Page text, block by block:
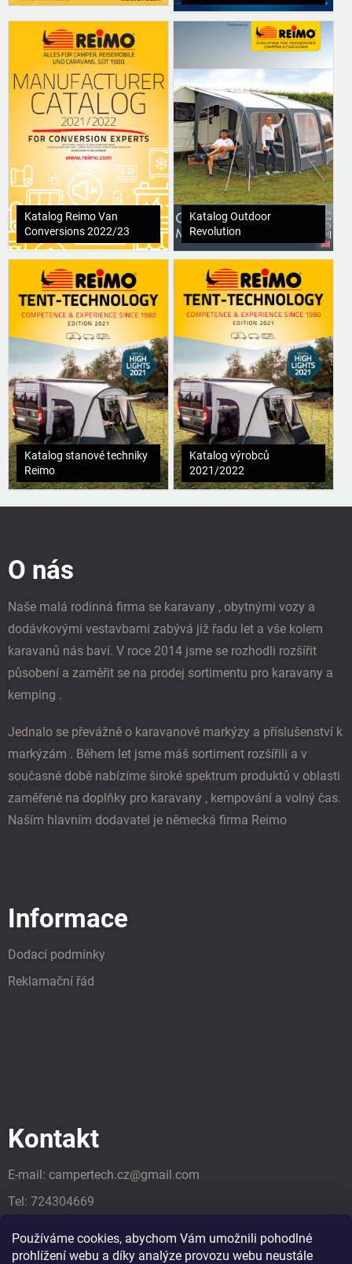
Používáme cookies, abychom Vám umožnili pohodlné
prohlížení webu a díky analýze provozu webu neustále
Katalog Reimo Van
Conversions 2022/23
Katalog Outdoor
Revolution
Katalog stanové techniky
Reimo
Katalog výrobců
2021/2022
O nás
Naše malá rodinná firma se karavany , obytnými vozy a
dodávkovými vestavbami zabývá již řadu let a vše kolem
karavanů nás baví. V roce 2014 jsme se rozhodli rozšířit
působení a zaměřit se na prodej sortimentu pro karavany a
kemping .
Jednalo se převážně o karavanové markýzy a příslušenství k
markýzám . Během let jsme máš sortiment rozšířili a v
současné době nabízíme široké spektrum produktů v oblasti
zaměřené na doplňky pro karavany , kempování a volný čas.
Naším hlavním dodavatel je německá firma Reimo
Informace
Dodací podmínky
Reklamační řád
Kontakt
E-mail: campertech.cz@gmail.com
Tel: 724304669